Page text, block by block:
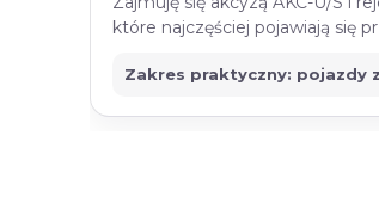
które najczęściej pojawiają się
Zakres praktyczny: pojazdy